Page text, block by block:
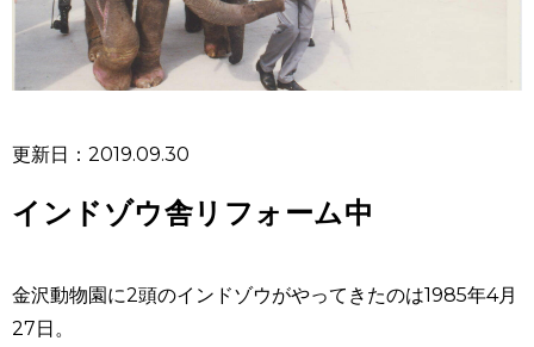
更新日：2019.09.30
インドゾウ舎リフォーム中
金沢動物園に2頭のインドゾウがやってきたのは1985年4月
27日。